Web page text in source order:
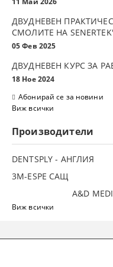
ДВУДНЕВЕН
СМОЛИТЕ НА
05 Фев 2025
ДВУДНЕВЕН КУРС ЗА
18 Ное 2024
Абонирай се за новини
Виж всички
Производители
DENTSPLY - АНГЛИЯ
3М-ESPE САЩ
A&D
Виж всички